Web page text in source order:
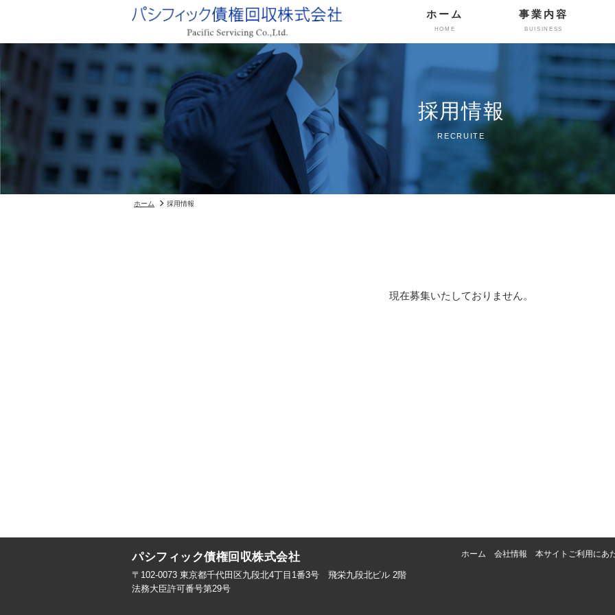
ホーム
HOME
事業内容
BUISINESS
採用情報
RECRUITE
ホーム 採用情報
現在募集いたしておりません。
パシフィック債権回収株式会社
〒102-0073 東京都千代田区九段北4丁目1番3号 飛栄九段北ビル 2階
法務大臣許可番号第29号
本サイトご利用にあ
会社情報
ホーム